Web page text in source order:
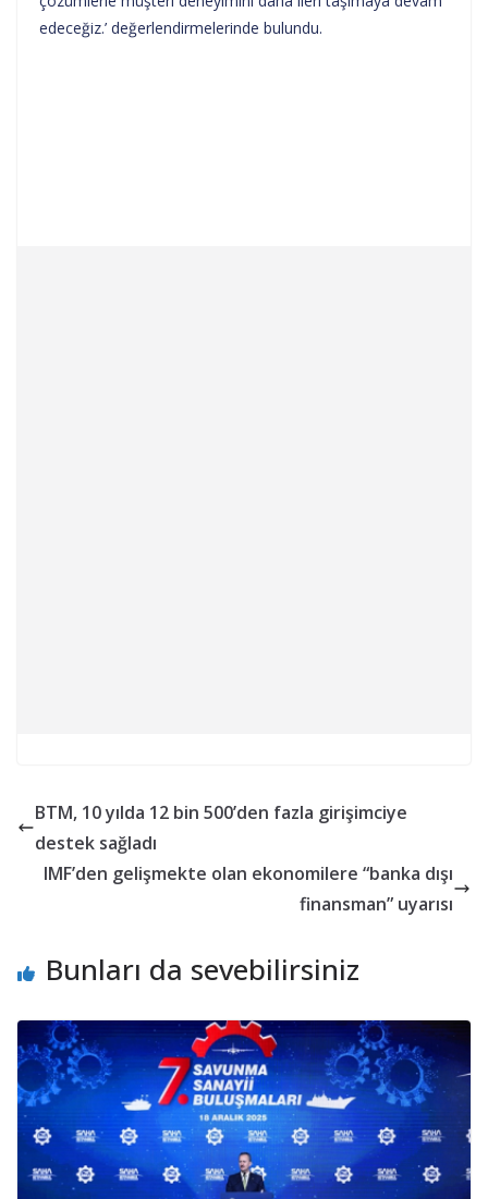
edeceğiz.’ değerlendirmelerinde bulundu.
BTM, 10 yılda 12 bin 500’den fazla girişimciye
destek sağladı
IMF’den gelişmekte olan ekonomilere “banka dışı
finansman” uyarısı
Bunları da sevebilirsiniz